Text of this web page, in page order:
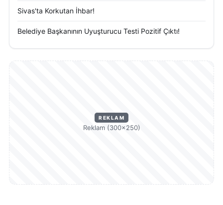
Sivas'ta Korkutan İhbar!
Belediye Başkanının Uyuşturucu Testi Pozitif Çıktı!
REKLAM
Reklam (300×250)